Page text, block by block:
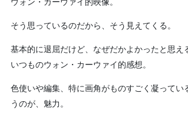
そう思っているのだから、そう見えてくる。
基本的に退屈だけど、なぜだかよかったと思え
いつものウォン・カーウァイ的感想。
色使いや編集、特に画角がものすごく凝って
うのが、魅力。